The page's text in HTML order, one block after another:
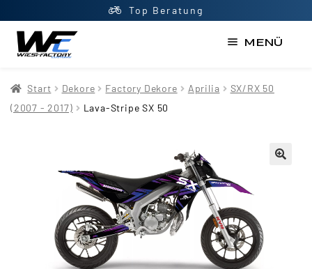
Top Beratung
MENÜ
AGB
Mein Konto
Newsletter
Start Dekore Factory Dekore Aprilia
SX/RX 50
(2007 - 2017)
Lava-Stripe SX 50